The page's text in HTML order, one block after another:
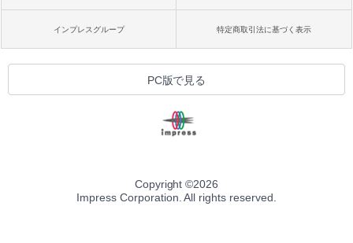
インプレスグループ 特定商取引法に基づく表示
PC版で見る
Copyright ©2026
Impress Corporation. All rights reserved.